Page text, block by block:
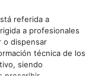
Cancelar
referida a
a profesionales
o dispensar
técnica de los
siendo
prescribir